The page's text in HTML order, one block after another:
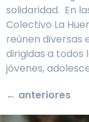
solidaridad. En
Colectivo La
reúnen diversas
dirigidas a todos
jóvenes,
← anteriores